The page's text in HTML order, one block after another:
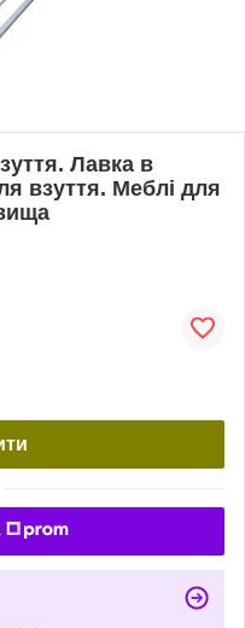
Лавка в
взуття. Меблі для